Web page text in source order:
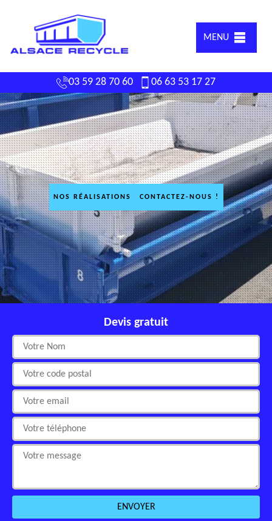
MENU
03 59 28 70 60 06 63 53 17 27
NOS RÉALISATIONS CONTACTEZ-NOUS !
Devis gratuit